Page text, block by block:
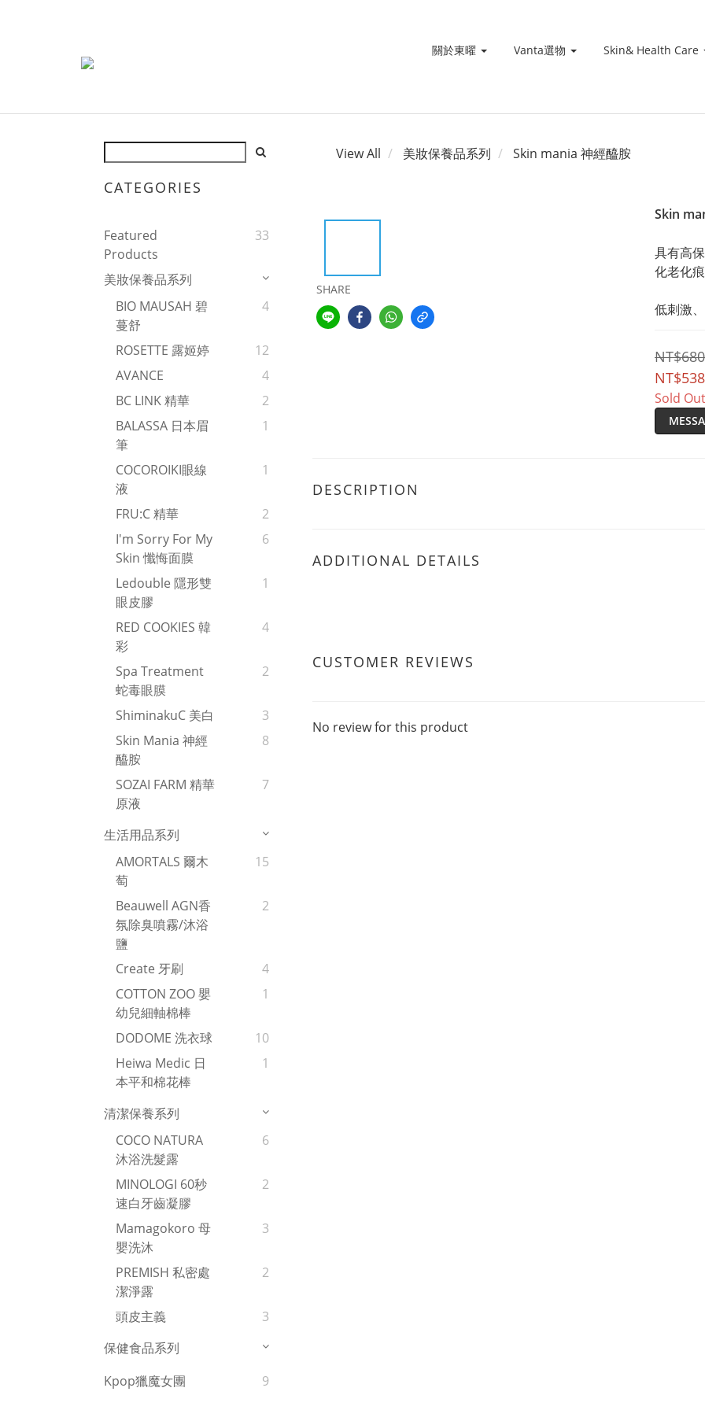
關於東曜 Vanta選物 Skin& Health Care
CATEGORIES
Featured
Products
33
美妝保養品系列
BIO MAUSAH 碧
蔓舒
4
ROSETTE 露姬婷
12
AVANCE
4
BC LINK 精華
2
BALASSA 日本眉
筆
1
COCOROIKI眼線
液
1
FRU:C 精華
2
I'm Sorry For My
Skin 懺悔面膜
6
Ledouble 隱形雙
眼皮膠
1
RED COOKIES 韓
彩
4
Spa Treatment
蛇毒眼膜
2
ShiminakuC 美白
3
Skin Mania 神經
醯胺
8
SOZAI FARM 精華
原液
7
生活用品系列
AMORTALS 爾木
萄
15
Beauwell AGN香
氛除臭噴霧/沐浴
鹽
2
Create 牙刷
4
COTTON ZOO 嬰
幼兒細軸棉棒
1
DODOME 洗衣球
10
Heiwa Medic 日
本平和棉花棒
1
清潔保養系列
COCO NATURA
沐浴洗髮露
6
MINOLOGI 60秒
速白牙齒凝膠
2
Mamagokoro 母
嬰洗沐
3
PREMISH 私密處
潔淨露
2
頭皮主義
3
保健食品系列
Kpop獵魔女團
9
View All 美妝保養品系列 Skin mania 神經醯胺
SHARE
Skin
具有高
化老化
低刺激
NT$680
NT$538
Sold Out
DESCRIPTION
ADDITIONAL DETAILS
CUSTOMER REVIEWS
No review for this product